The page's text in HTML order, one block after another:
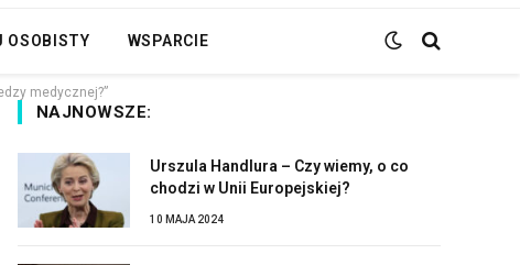
OSOBISTY WSPARCIE
medycznej?”
NAJNOWSZE:
Urszula Handlura – Czy wiemy, o co
chodzi w Unii Europejskiej?
10 MAJA 2024